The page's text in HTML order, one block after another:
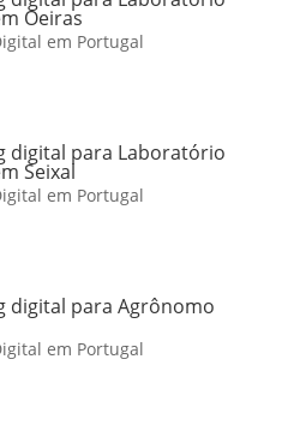
Oeiras
em Portugal
digital para Laboratório
Seixal
em Portugal
digital para Agrônomo
em Portugal